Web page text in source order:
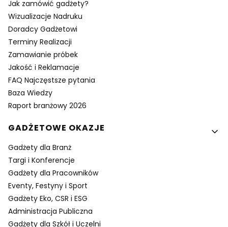
Jak zamówić gadżety?
Wizualizacje Nadruku
Doradcy Gadżetowi
Terminy Realizacji
Zamawianie próbek
Jakość i Reklamacje
FAQ Najczęstsze pytania
Baza Wiedzy
Raport branżowy 2026
GADŻETOWE OKAZJE
Gadżety dla Branż
Targi i Konferencje
Gadżety dla Pracowników
Eventy, Festyny i Sport
Gadżety Eko, CSR i ESG
Administracja Publiczna
Gadżety dla Szkół i Uczelni